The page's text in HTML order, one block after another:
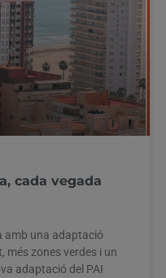
cada vegada
amb una adaptació
més zones verdes i un
adaptació del PAI